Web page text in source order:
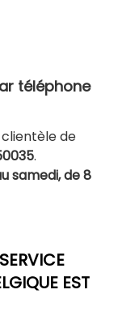
téléphone
de
.
samedi, de 8
EST